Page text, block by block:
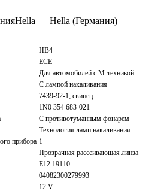
Hella — Hella (Германия)
HB4
ECE
Для автомобилей с М-техникой
С лампой накаливания
7439-92-1; свинец
1N0 354 683-021
С противотуманным фонарем
Технология ламп накаливания
прибора 1
Прозрачная рассеивающая линза
E12 19110
04082300279993
12 V